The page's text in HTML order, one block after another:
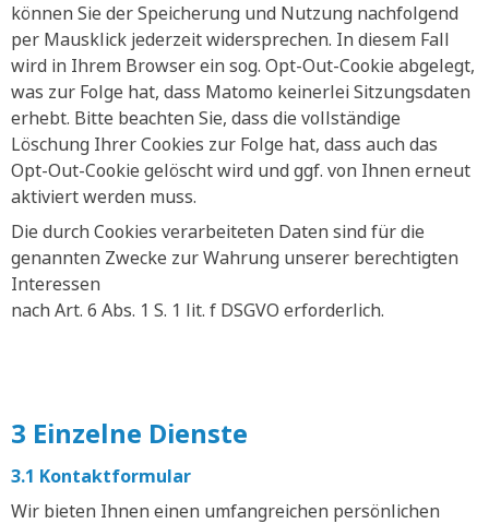
können Sie der Speicherung und Nutzung nachfolgend
per Mausklick jederzeit widersprechen. In diesem Fall
wird in Ihrem Browser ein sog. Opt-Out-Cookie abgelegt,
was zur Folge hat, dass Matomo keinerlei Sitzungsdaten
erhebt. Bitte beachten Sie, dass die vollständige
Löschung Ihrer Cookies zur Folge hat, dass auch das
Opt-Out-Cookie gelöscht wird und ggf. von Ihnen erneut
aktiviert werden muss.
Die durch Cookies verarbeiteten Daten sind für die
genannten Zwecke zur Wahrung unserer berechtigten
Interessen
nach Art. 6 Abs. 1 S. 1 lit. f DSGVO erforderlich.
3 Einzelne Dienste
3.1 Kontaktformular
Wir bieten Ihnen einen umfangreichen persönlichen